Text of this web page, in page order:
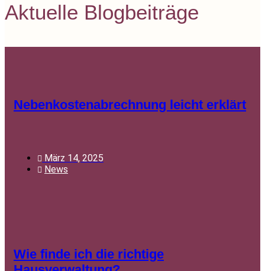
Aktuelle Blogbeiträge
Nebenkostenabrechnung leicht erklärt
März 14, 2025
News
Wie finde ich die richtige